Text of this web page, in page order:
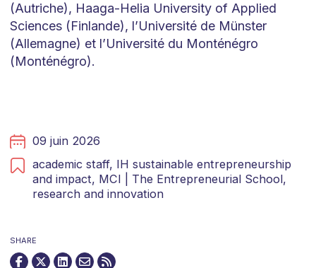
(Autriche), Haaga-Helia University of Applied
Sciences (Finlande), l’Université de Münster
(Allemagne) et l’Université du Monténégro
(Monténégro).
09 juin 2026
academic staff, IH sustainable entrepreneurship
and impact, MCI | The Entrepreneurial School,
research and innovation
SHARE